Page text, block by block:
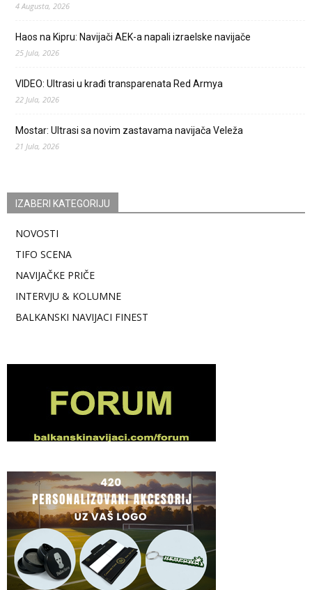
4 Augusta, 2026
Haos na Kipru: Navijači AEK-a napali izraelske navijače
25 Jula, 2026
VIDEO: Ultrasi u krađi transparenata Red Armya
22 Jula, 2026
Mostar: Ultrasi sa novim zastavama navijača Veleža
21 Jula, 2026
IZABERI KATEGORIJU
NOVOSTI
TIFO SCENA
NAVIJAČKE PRIČE
INTERVJU & KOLUMNE
BALKANSKI NAVIJACI FINEST